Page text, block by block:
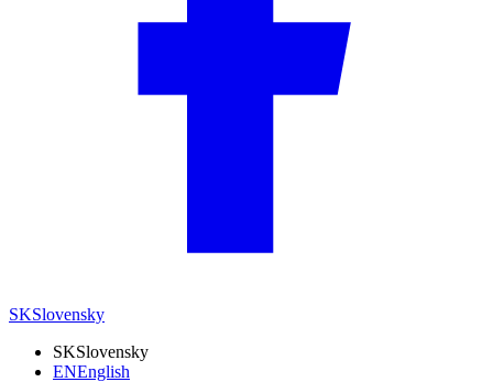
SKSlovensky
SKSlovensky
ENEnglish